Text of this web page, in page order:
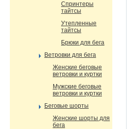
Спринтеры
тайтсы
Утепленные
тайтсы
Брюки для бега
Ветровки для бега
Женские беговые
ветровки и куртки
Мужские беговые
ветровки и куртки
Беговые шорты
Женские шорты для
бега